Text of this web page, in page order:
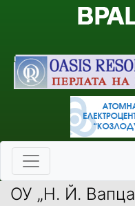
ОУ „Н. Й.